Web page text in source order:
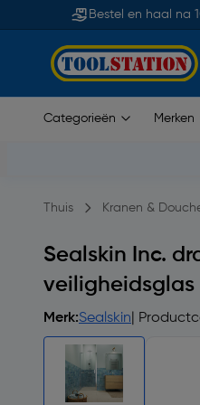
Bestel en haal na
Categorieën Merken
Thuis Kranen &
Sealskin Inc.
veiligheidsglas
Merk:Sealskin |